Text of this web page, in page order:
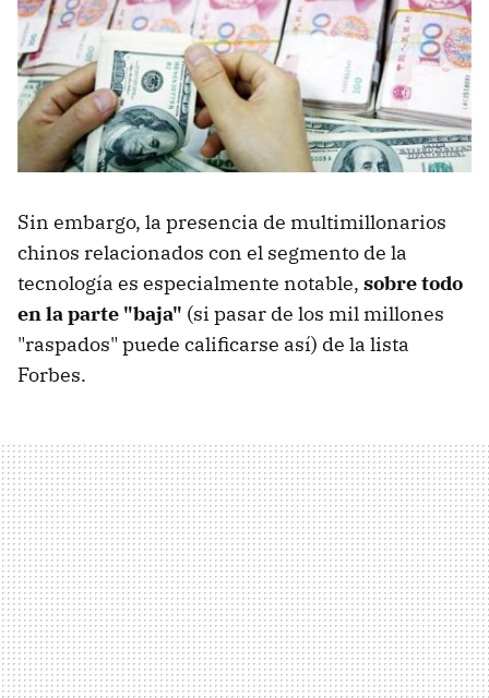
Sin embargo, la presencia de multimillonarios
chinos relacionados con el segmento de la
tecnología es especialmente notable, sobre todo
en la parte "baja" (si pasar de los mil millones
"raspados" puede calificarse así) de la lista
Forbes.